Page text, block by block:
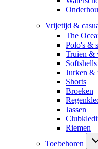
Vrijetijd &
The
Polo's &
Truien &
Jurken &
Shorts
Broeken
Jassen
Riemen
Toebehoren